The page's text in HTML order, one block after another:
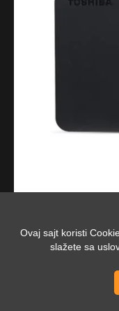
Eksterni hard disk
HDTB540EK3CA
Ovaj sajt koristi
slažete sa